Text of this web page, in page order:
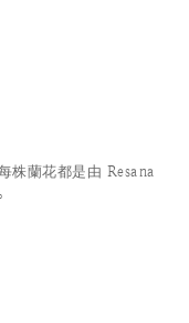
株蘭花都是由 Resana